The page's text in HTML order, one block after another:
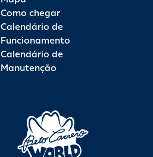
Como chegar
Calendário de
Funcionamento
Calendário de
Manutenção